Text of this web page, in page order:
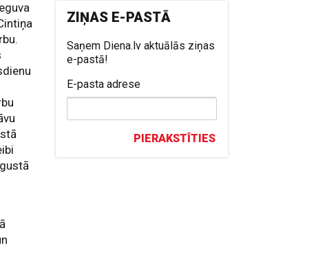
ZIŅAS E-PASTĀ
Saņem Diena.lv aktuālās ziņas
e-pastā!
E-pasta adrese
PIERAKSTĪTIES